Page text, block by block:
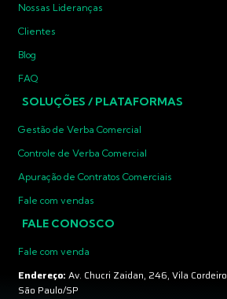
Nossas Lideranças
Clientes
Blog
FAQ
SOLUÇÕES / PLATAFORMAS
Gestão de Verba Comercial
Controle de Verba Comercial
Apuração de Contratos Comerciais
Fale com vendas
FALE CONOSCO
Fale com venda
Endereço: Av. Chucri Zaidan, 246, Vila Cordeiro
São Paulo/SP